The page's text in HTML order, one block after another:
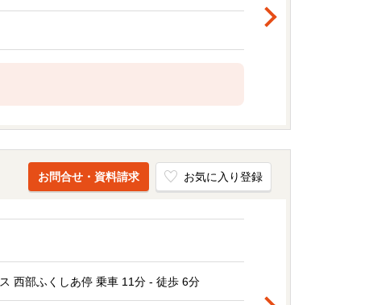
お問合せ・資料請求 お気に入り登録
西部ふくしあ停 乗車 11分 - 徒歩 6分